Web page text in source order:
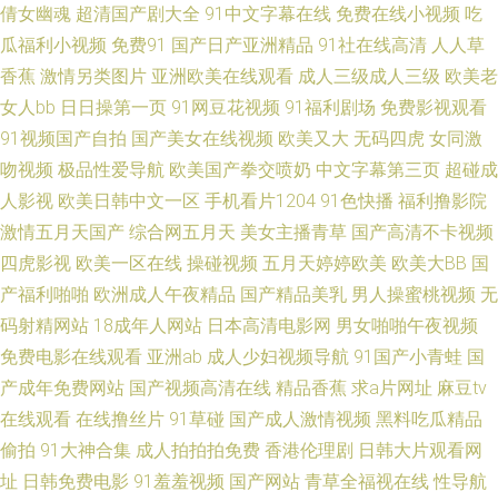
91色版 传媒大片免费看 激情午夜一区 日本三极片集 一区美女 男人的天堂无
码 亚洲成人自拍网 国产精品豆花操逼 51黑料第一页 久久绯色 天堂av2026
三级片网页 91豆花精品 福利视频导航大全 欧美激情A级片 无码专区伦理三
级 91免费网站观看 久草视频资源网 午夜狼人香蕉 青娱乐最新地址 av不卡不
伦 久草手机在线视频 偷拍AV搬运I工 91伪娘网站视频 大香蕉伊人毛 玖玖伊
热 日韩蜜臀91 影音先锋色导航 av操超碰 国产AV理论电影 欧美大色 婷婷午
夜 97操屄视频 国产人妖调教专区 人人超色 91视频观看# 含羞草在线 欧美淫
色综合 影音AV在线资源 波多野吉衣无码 加勒比91AV 涩偷拍网 91精品变态
倩女幽魂 超清国产剧大全 91中文字幕在线 免费在线小视频 吃
瓜福利小视频 免费91 国产日产亚洲精品 91社在线高清 人人草
香蕉 激情另类图片 亚洲欧美在线观看 成人三级成人三级 欧美老
女人bb 日日操第一页 91网豆花视频 91福利剧场 免费影视观看
91视频国产自拍 国产美女在线视频 欧美又大 无码四虎 女同激
吻视频 极品性爱导航 欧美国产拳交喷奶 中文字幕第三页 超碰成
人影视 欧美日韩中文一区 手机看片1204 91色快播 福利撸影院
激情五月天国产 综合网五月天 美女主播青草 国产高清不卡视频
四虎影视 欧美一区在线 操碰视频 五月天婷婷欧美 欧美大BB 国
产福利啪啪 欧洲成人午夜精品 国产精品美乳 男人操蜜桃视频 无
码射精网站 18成年人网站 日本高清电影网 男女啪啪午夜视频
免费电影在线观看 亚洲ab 成人少妇视频导航 91国产小青蛙 国
产成年免费网站 国产视频高清在线 精品香蕉 求a片网址 麻豆tv
在线观看 在线撸丝片 91草碰 国产成人激情视频 黑料吃瓜精品
偷拍 91大神合集 成人拍拍拍免费 香港伦理剧 日韩大片观看网
址 日韩免费电影 91羞羞视频 国产网站 青草全福视在线 性导航